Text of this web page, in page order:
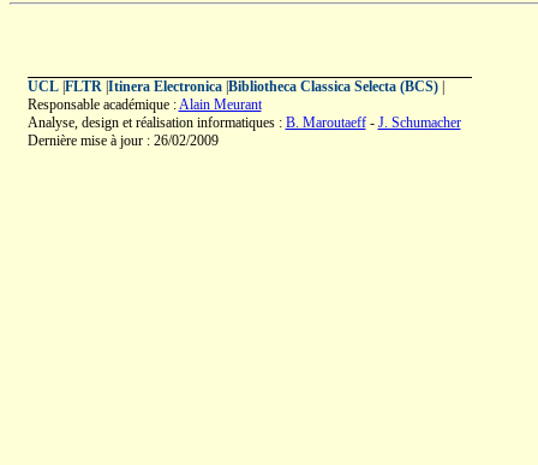
UCL| FLTR| Itinera Electronica| Bibliotheca Classica Selecta (BCS)|
Responsable académique :Alain Meurant
Analyse, design et réalisation informatiques : B. Maroutaeff- J. Schumacher
Dernière mise à jour : 26/02/2009